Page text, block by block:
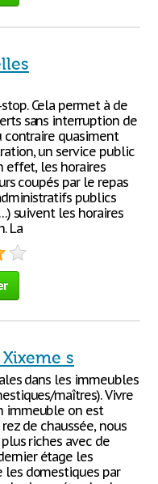
Cela permet à de
sans interruption de
contraire quasiment
un service public
effet, les horaires
coupés par le repas
publics
suivent les horaires
La
s
dans les immeubles
maîtres). Vivre
immeuble on est
de chaussée, nous
riches avec de
étage les
domestiques par